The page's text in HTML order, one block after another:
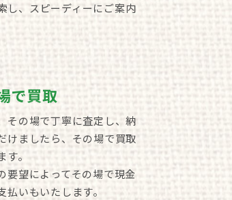
し、スピーディーにご案内
で買取
その場で丁寧に査定し、納
けましたら、その場で買取
す。
要望によってその場で現金
払いもいたします。